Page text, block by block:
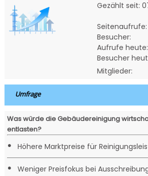
Gezählt seit:
Seitenaufrufe:
Besucher:
Aufrufe heute:
Besucher
Mitglieder:
Umfrage
Was würde die Gebäudereinigung
entlasten?
• Höhere Marktpreise für
• Weniger Preisfokus bei